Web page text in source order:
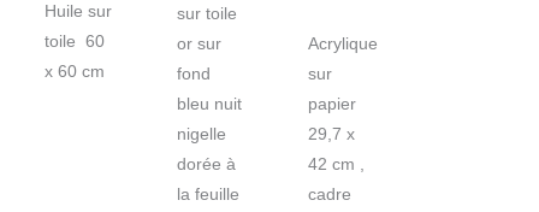
Huile sur
toile 60
x 60 cm
sur toile
or sur
fond
bleu nuit
nigelle
dorée à
la feuille
Acrylique
sur
papier
29,7 x
42 cm ,
cadre